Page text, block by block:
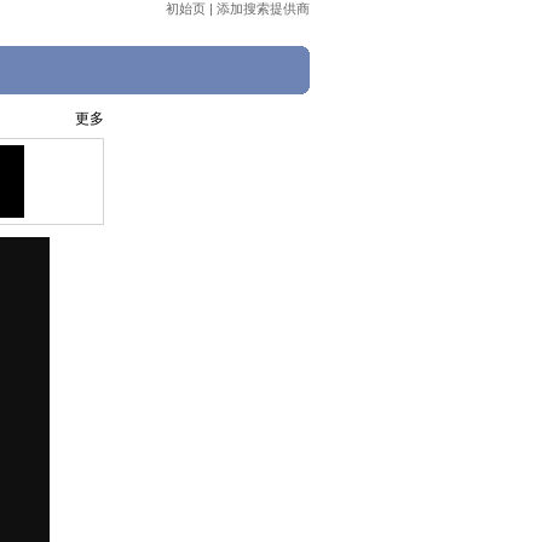
初始页 | 添加搜索提供商
更多